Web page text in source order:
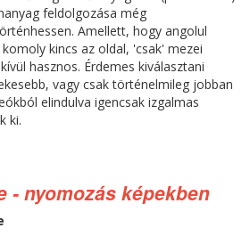
feldolgozása még
Amellett, hogy angolul
kincs az oldal, 'csak' mezei
hasznos. Érdemes kiválasztani
vagy csak történelmileg jobban
elindulva igencsak izgalmas
ki.
- nyomozás képekben